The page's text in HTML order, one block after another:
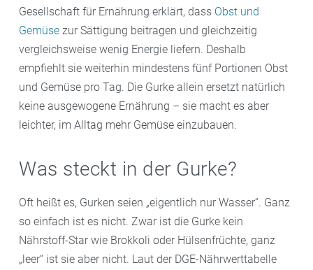
Gesellschaft für Ernährung erklärt, dass Obst und
Gemüse zur Sättigung beitragen und gleichzeitig
vergleichsweise wenig Energie liefern. Deshalb
empfiehlt sie weiterhin mindestens fünf Portionen Obst
und Gemüse pro Tag. Die Gurke allein ersetzt natürlich
keine ausgewogene Ernährung – sie macht es aber
leichter, im Alltag mehr Gemüse einzubauen.
Was steckt in der Gurke?
Oft heißt es, Gurken seien „eigentlich nur Wasser“. Ganz
so einfach ist es nicht. Zwar ist die Gurke kein
Nährstoff-Star wie Brokkoli oder Hülsenfrüchte, ganz
„leer“ ist sie aber nicht. Laut der DGE-Nährwerttabelle